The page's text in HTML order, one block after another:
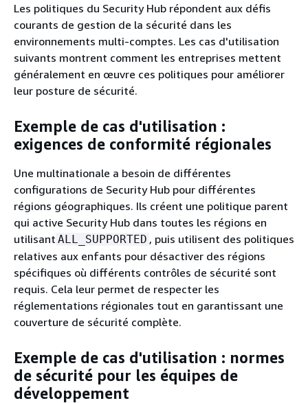
Les politiques du Security Hub répondent aux défis
courants de gestion de la sécurité dans les
environnements multi-comptes. Les cas d'utilisation
suivants montrent comment les entreprises mettent
généralement en œuvre ces politiques pour améliorer
leur posture de sécurité.
Exemple de cas d'utilisation :
exigences de conformité régionales
Une multinationale a besoin de différentes
configurations de Security Hub pour différentes
régions géographiques. Ils créent une politique parent
qui active Security Hub dans toutes les régions en
utilisant ALL_SUPPORTED , puis utilisent des politiques
relatives aux enfants pour désactiver des régions
spécifiques où différents contrôles de sécurité sont
requis. Cela leur permet de respecter les
réglementations régionales tout en garantissant une
couverture de sécurité complète.
Exemple de cas d'utilisation : normes
de sécurité pour les équipes de
développement